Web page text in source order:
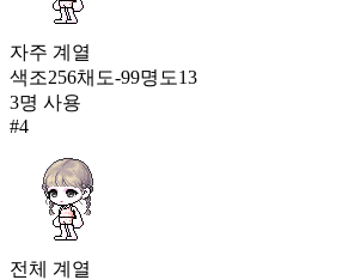
자주 계열
색조256채도-99명도13
3명 사용
#4
전체 계열